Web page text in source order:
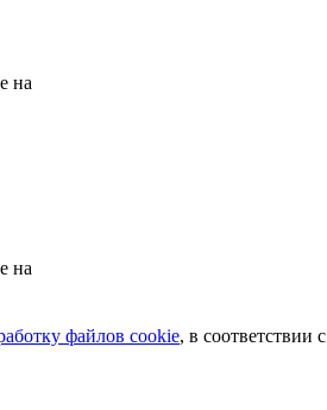
на
на
файлов сookie, в соответствии с